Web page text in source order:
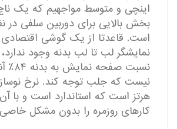
اینچی و متوسط مواجهیم که یک
بخش بالایی برای دوربین سلفی در
است. قاعدتا از یک گوشی اقتصادی
نمایشگر لب تا لب بدنه وجود
نسبت
هرتز است که استاندارد است و با
کارهای روزمره را بدون مشکل